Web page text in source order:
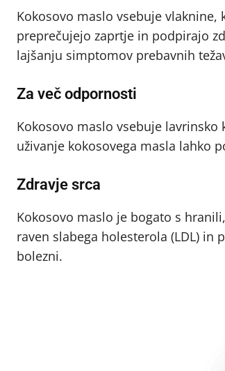
Kokosovo maslo vsebuje
preprečujejo zaprtje in podpirajo
lajšanju simptomov prebavnih
Za več odpornosti
Kokosovo maslo vsebuje
uživanje kokosovega masla lahko
Zdravje srca
Kokosovo maslo je bogato s
raven slabega holesterola (LDL) in
bolezni.